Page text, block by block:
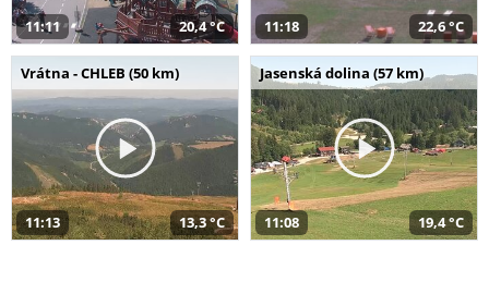
11:11 20,4 °C 11:18 22,6 °C
Vrátna - CHLEB (50 km)
11:13 13,3 °C
Jasenská dolina (57 km)
11:08 19,4 °C